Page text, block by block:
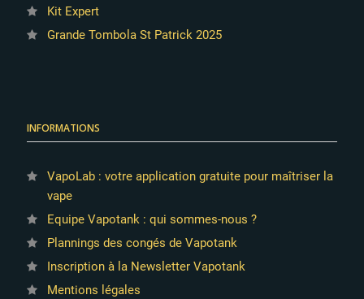
Kit Expert
Grande Tombola St Patrick 2025
INFORMATIONS
VapoLab : votre application gratuite pour maîtriser la
vape
Equipe Vapotank : qui sommes-nous ?
Plannings des congés de Vapotank
Inscription à la Newsletter Vapotank
Mentions légales